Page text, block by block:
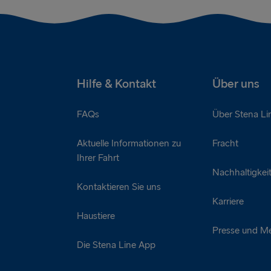
Hilfe & Kontakt Über uns
FAQs
Aktuelle Informationen zu
Ihrer Fahrt
Kontaktieren Sie uns
Haustiere
Die Stena Line App
Über Stena
Fracht
Nachhaltigkeit
Karriere
Presse und